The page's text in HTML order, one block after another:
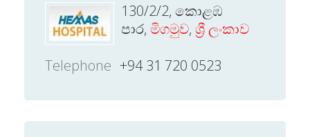
130/2/2, කොළඹ
පාර, මිගමුව, ශ්‍රී ලංකාව
Telephone +94 31 720 0523